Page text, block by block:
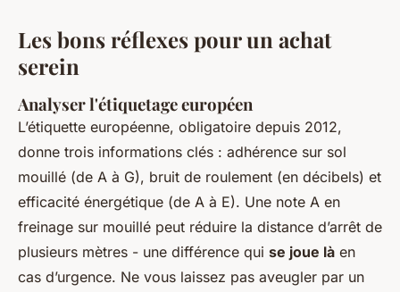
Les bons réflexes pour un achat
serein
Analyser l'étiquetage européen
L’étiquette européenne, obligatoire depuis 2012,
donne trois informations clés : adhérence sur sol
mouillé (de A à G), bruit de roulement (en décibels) et
efficacité énergétique (de A à E). Une note A en
freinage sur mouillé peut réduire la distance d’arrêt de
plusieurs mètres - une différence qui se joue là en
cas d’urgence. Ne vous laissez pas aveugler par un